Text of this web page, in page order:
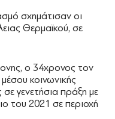
σχημάτισαν οι
Θερμαϊκού, σε
ο 34χρονος τον
κοινωνικής
γενετήσια πράξη με
του 2021 σε περιοχή